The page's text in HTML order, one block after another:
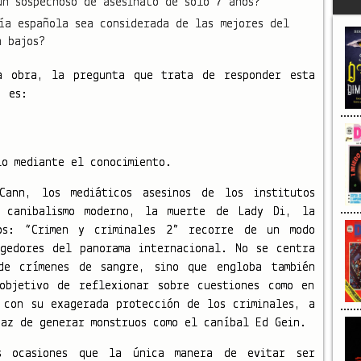
española sea considerada de las mejores del
bajos?
la pregunta que trata de responder esta
es:
mediante el conocimiento.
los mediáticos asesinos de los institutos
canibalismo moderno, la muerte de Lady Di, la
“Crimen y criminales 2” recorre de un modo
del panorama internacional. No se centra
de sangre, sino que engloba también
de reflexionar sobre cuestiones como en
su exagerada protección de los criminales, a
de generar monstruos como el caníbal Ed Gein.
ocasiones que la única manera de evitar ser